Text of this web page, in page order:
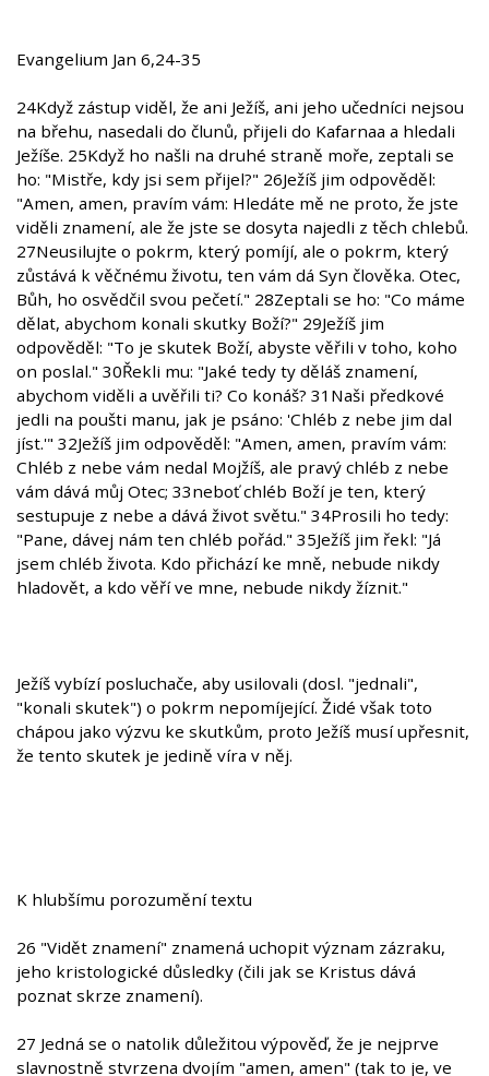
Evangelium Jan 6,24-35
24Když zástup viděl, že ani Ježíš, ani jeho učedníci nejsou
na břehu, nasedali do člunů, přijeli do Kafarnaa a hledali
Ježíše. 25Když ho našli na druhé straně moře, zeptali se
ho: "Mistře, kdy jsi sem přijel?" 26Ježíš jim odpověděl:
"Amen, amen, pravím vám: Hledáte mě ne proto, že jste
viděli znamení, ale že jste se dosyta najedli z těch chlebů.
27Neusilujte o pokrm, který pomíjí, ale o pokrm, který
zůstává k věčnému životu, ten vám dá Syn člověka. Otec,
Bůh, ho osvědčil svou pečetí." 28Zeptali se ho: "Co máme
dělat, abychom konali skutky Boží?" 29Ježíš jim
odpověděl: "To je skutek Boží, abyste věřili v toho, koho
on poslal." 30Řekli mu: "Jaké tedy ty děláš znamení,
abychom viděli a uvěřili ti? Co konáš? 31Naši předkové
jedli na poušti manu, jak je psáno: 'Chléb z nebe jim dal
jíst.'" 32Ježíš jim odpověděl: "Amen, amen, pravím vám:
Chléb z nebe vám nedal Mojžíš, ale pravý chléb z nebe
vám dává můj Otec; 33neboť chléb Boží je ten, který
sestupuje z nebe a dává život světu." 34Prosili ho tedy:
"Pane, dávej nám ten chléb pořád." 35Ježíš jim řekl: "Já
jsem chléb života. Kdo přichází ke mně, nebude nikdy
hladovět, a kdo věří ve mne, nebude nikdy žíznit."
Ježíš vybízí posluchače, aby usilovali (dosl. "jednali",
"konali skutek") o pokrm nepomíjející. Židé však toto
chápou jako výzvu ke skutkům, proto Ježíš musí upřesnit,
že tento skutek je jedině víra v něj.
K hlubšímu porozumění textu
26 "Vidět znamení" znamená uchopit význam zázraku,
jeho kristologické důsledky (čili jak se Kristus dává
poznat skrze znamení).
27 Jedná se o natolik důležitou výpověď, že je nejprve
slavnostně stvrzena dvojím "amen, amen" (tak to je, ve